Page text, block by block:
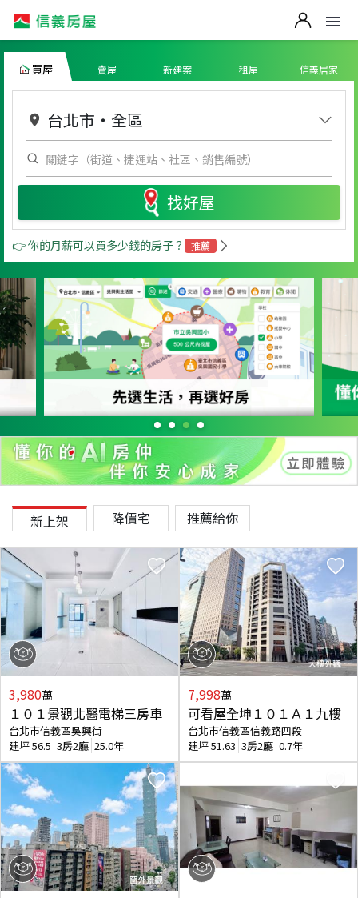
買屋 賣屋 新建案 租屋 信義居家
台北市 ・ 全區
找好屋
👉 你的月薪可以買多少錢的房子？ 推薦
新上架 降價宅 推薦給你
3,980萬
１０１景觀北醫電梯三房車
台北市信義區吳興街
建坪56.5 3房2廳 25.0年
7,998萬
可看屋全坤１０１Ａ１九樓
台北市信義區信義路四段
建坪51.63 3房2廳 0.7年